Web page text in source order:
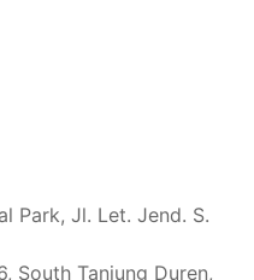
Park, Jl. Let. Jend. S.
South Tanjung Duren,